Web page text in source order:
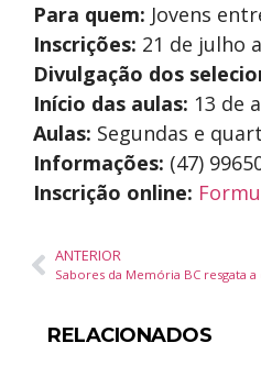
Para quem: Jovens
Inscrições: 21 de julho
Divulgação dos
Início das aulas: 13 de
Aulas: Segundas e
Informações: (47)
Inscrição online:
ANTERIOR
RELACIONADOS